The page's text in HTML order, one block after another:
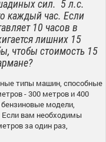
сил. 5 л.с.
каждый час. Если
10 часов в
лишних 15
чтобы стоимость 15
типы машин, способные
- 300 метров и 400
модели,
Если вам необходимы
за один раз,